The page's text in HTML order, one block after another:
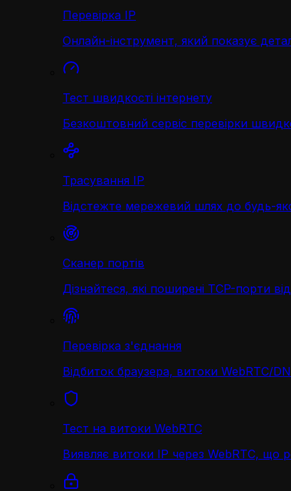
Перевірка IP
Онлайн-інструмент, який показує
Тест швидкості інтернету
Безкоштовний сервіс перевірки
Трасування IP
Відстежте мережевий шлях до будь-
Сканер портів
Дізнайтеся, які поширені TCP-порти
Перевірка з'єднання
Відбиток браузера, витоки WebRTC/
Тест на витоки WebRTC
Виявляє витоки IP через WebRTC, що